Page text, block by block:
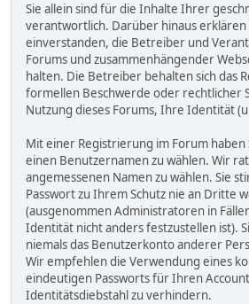
Sie allein sind für die Inhalte Ihrer
verantwortlich. Darüber hinaus erklären
einverstanden, die Betreiber und
Forums und zusammenhängender
halten. Die Betreiber behalten sich das
formellen Beschwerde oder rechtlicher
Nutzung dieses Forums, Ihre Identität
Mit einer Registrierung im Forum haben
einen Benutzernamen zu wählen. Wir
angemessenen Namen zu wählen. Sie
Passwort zu Ihrem Schutz nie an Dritte
(ausgenommen Administratoren in
Identität nicht anders festzustellen ist).
niemals das Benutzerkonto anderer
Wir empfehlen die Verwendung eines
eindeutigen Passworts für Ihren
Identitätsdiebstahl zu verhindern.